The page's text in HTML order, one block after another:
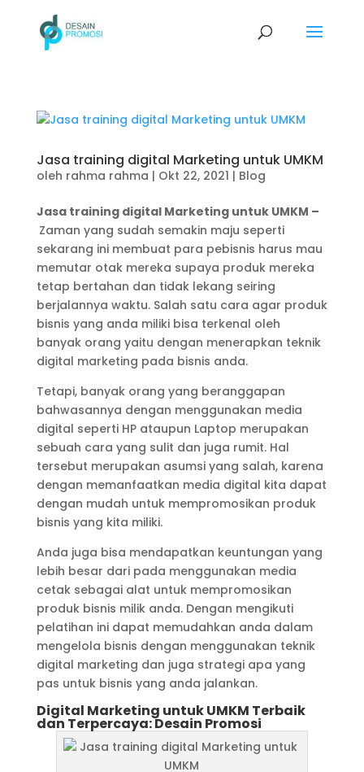
Jasa training digital Marketing untuk UMKM
oleh rahma rahma | Okt 22, 2021 | Blog
Jasa training digital Marketing untuk UMKM –
Zaman yang sudah semakin maju seperti
sekarang ini membuat para pebisnis harus mau
memutar otak mereka supaya produk mereka
tetap bertahan dan tidak lekang seiring
berjalannya waktu. Salah satu cara agar produk
bisnis yang anda miliki bisa terkenal oleh
banyak orang yaitu dengan menerapkan teknik
digital marketing pada bisnis anda.
Tetapi, banyak orang yang beranggapan
bahwasannya dengan menggunakan media
digital seperti HP ataupun Laptop merupakan
sebuah cara yang sulit dan juga rumit. Hal
tersebut merupakan asumsi yang salah, karena
dengan memanfaatkan media digital kita dapat
dengan mudah untuk mempromosikan produk
bisnis yang kita miliki.
Anda juga bisa mendapatkan keuntungan yang
lebih besar dari pada menggunakan media
cetak sebagai alat untuk mempromosikan
produk bisnis milik anda. Dengan mengikuti
pelatihan ini dapat memudahkan anda dalam
mengelola bisnis dengan menggunakan teknik
digital marketing dan juga strategi apa yang
pas untuk bisnis yang anda jalankan.
Digital Marketing untuk UMKM Terbaik
dan Terpercaya: Desain Promosi